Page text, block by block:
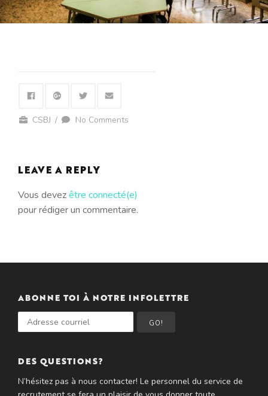
CSBJ / No Comments
LEAVE A REPLY
Vous devezêtre connecté(e)
pour rédiger un commentaire.
ABONNE TOI À NOTRE INFOLETTRE
GO!
DES QUESTIONS?
N’hésitez pas à nous contacter! Le personnel du service de